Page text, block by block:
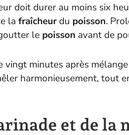
doit durer au moins six
la fraîcheurdu poisson.
le poisson avant de
vingt minutes après
harmonieusement, tout
et de la